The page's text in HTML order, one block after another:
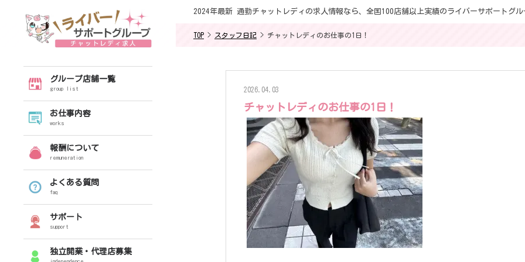
グループ店舗一覧
group list
お仕事内容
works
報酬について
remuneration
よくある質問
faq
サポート
support
独立開業・代理店募集
independence
2024年最新 通勤チャットレディの求人情報なら、全国100店舗以上実績のライバーサポートグル
TOP > スタッフ日記 > チャットレディのお仕事の1日！
2026.04.03
チャットレディのお仕事の1日！